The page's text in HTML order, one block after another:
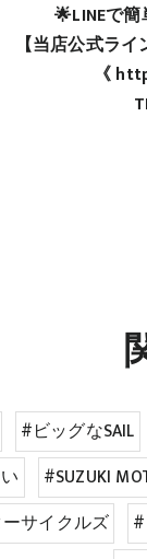
🌟LINEで
【当店公式ラ
《
#ビッグなSAIL
#SUZUKI
サイクルズ